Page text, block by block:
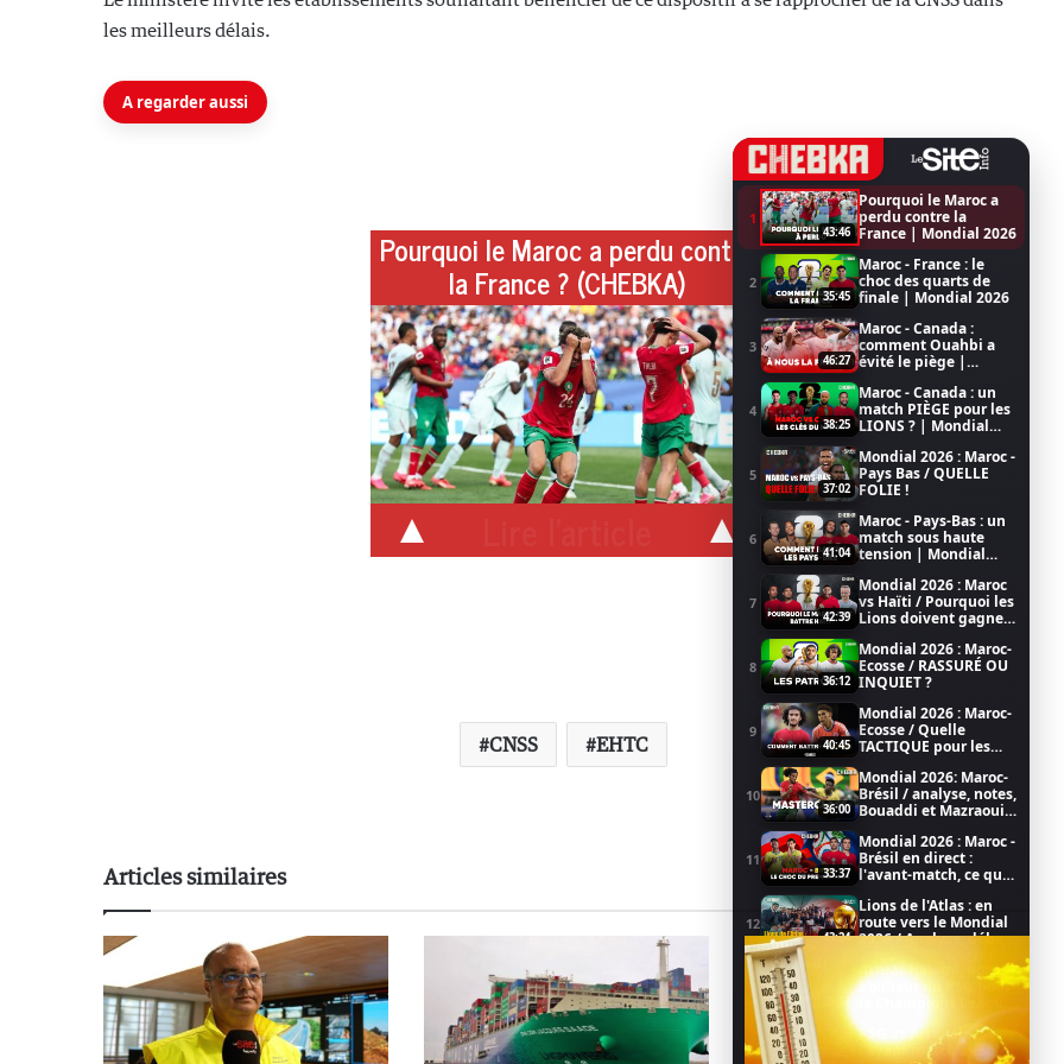
les meilleurs délais.
A regarder aussi
1
43:46
Pourquoi le Maroc a
perdu contre la
France | Mondial 2026
2
35:45
Maroc - France : le
choc des quarts de
finale | Mondial 2026
3
46:27
Maroc - Canada :
comment Ouahbi a
évité le piège |
4
38:25
Maroc - Canada : un
match PIÈGE pour les
LIONS ? | Mondial
5
37:02
Mondial 2026 : Maroc -
Pays Bas / QUELLE
FOLIE !
6
41:04
Maroc - Pays-Bas : un
match sous haute
tension | Mondial
7
42:39
Mondial 2026 : Maroc
vs Haïti / Pourquoi les
Lions doivent gagner
la FIFA 2026
8
36:12
Mondial 2026 : Maroc-
Ecosse / RASSURÉ OU
INQUIET ?
9
40:45
Mondial 2026 : Maroc-
Ecosse / Quelle
TACTIQUE pour les
10
36:00
Mondial 2026: Maroc-
Brésil / analyse, notes,
Bouaddi et Mazraoui
11
33:37
Mondial 2026 : Maroc -
Brésil en direct :
l'avant-match, ce qu'il
LIVE)
12
43:24
Lions de l'Atlas : en
route vers le Mondial
2026 / Analyse, débat,
(1/2)
13
25:57
Achraf Hakimi, porte
bonheur du PSG pour
(CHEBKA 2/2)
14
PSG vs Arsenal :
l'avant match avec les
Pourquoi le Maroc a perdu contre
la France ? (CHEBKA)
CNSS EHTC
Articles similaires